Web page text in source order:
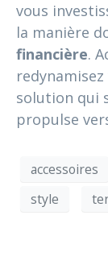
vous
la manière
financière.
solution qui
propulse
accessoires
style